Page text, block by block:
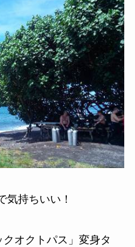
気持ちいい！
オクトパス」変身タ